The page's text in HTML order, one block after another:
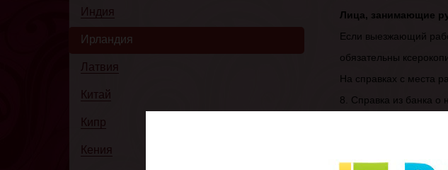
Индия
Ирландия
Латвия
Китай
Кипр
Кения
Лица, занимающие
Если выезжающий
обязательны
На справках с места
8. Справка из банка о
10. Полис